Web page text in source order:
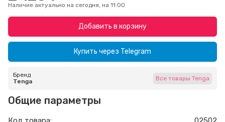
Наличие актуально на сегодня, на 11:00
Добавить в корзину
Купить через Telegram
Бренд
Tenga
Все товары Tenga
Общие параметры